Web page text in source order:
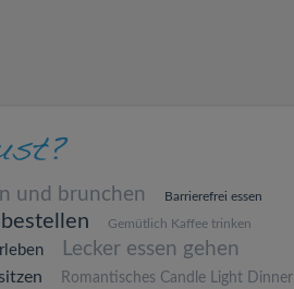
und brunchen Barrierefrei essen
bestellen Gemütlich Kaffee trinken
Lecker essen gehen
Romantisches Candle Light Dinner